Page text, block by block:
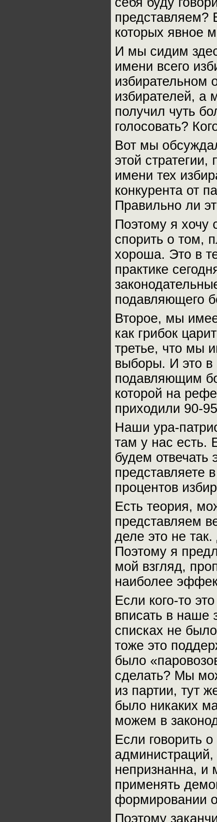
представляем?
которых явное
И мы сидим
имени всего
избирательном
избирателей, а
получил чуть
голосовать?
Вот мы
этой
имени тех
конкурента от
Правильно ли
Поэтому я хочу
спорить о том,
хороша. Это в
практике
подавляющего
Второе, мы
как грибок
третье, что мы
выборы. И это в
подавляющим
которой на
приходили 90-
Наши ура-
там у нас есть.
будем отвечать
представляете
процентов
Есть теория,
представляем
деле это не
Поэтому я
мой взгляд,
наиболее
Если кого-то
вписать в наше
списках не
тоже это
было
сделать? Мы
из партии, тут
было никаких
можем в
Если говорить
непризнанна,
применять
формировании
Поэтому